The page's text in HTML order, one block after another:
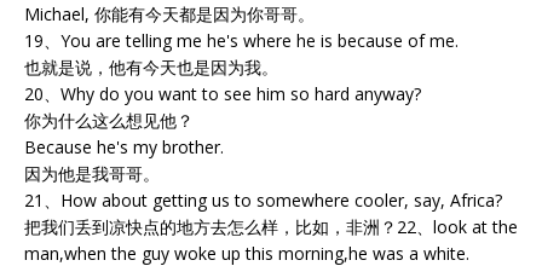
Michael, 你能有今天都是因为你哥哥。
19、You are telling me he's where he is because of me.
也就是说，他有今天也是因为我。
20、Why do you want to see him so hard anyway?
你为什么这么想见他？
Because he's my brother.
因为他是我哥哥。
21、How about getting us to somewhere cooler, say, Africa?
把我们丢到凉快点的地方去怎么样，比如，非洲？22、look at the
man,when the guy woke up this morning,he was a white.